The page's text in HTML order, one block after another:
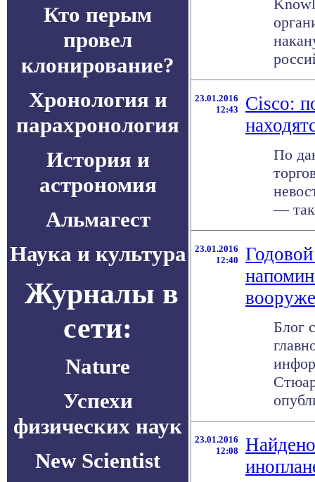
Кто перым
провел
клонирование?
Хронология и
парахронология
История и
астрономия
Альмагест
Наука и культура
Журналы в
сети:
Nature
Успехи
физических наук
New Scientist
23.01.2016
12:43
Cisco:
По
—
23.01.2016
12:40
Блог
23.01.2016
12:08